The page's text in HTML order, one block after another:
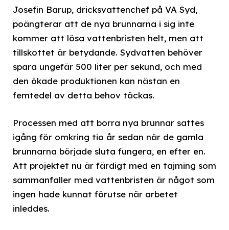
Josefin Barup, dricksvattenchef på VA Syd,
poängterar att de nya brunnarna i sig inte
kommer att lösa vattenbristen helt, men att
tillskottet är betydande. Sydvatten behöver
spara ungefär 500 liter per sekund, och med
den ökade produktionen kan nästan en
femtedel av detta behov täckas.
Processen med att borra nya brunnar sattes
igång för omkring tio år sedan när de gamla
brunnarna började sluta fungera, en efter en.
Att projektet nu är färdigt med en tajming som
sammanfaller med vattenbristen är något som
ingen hade kunnat förutse när arbetet
inleddes.